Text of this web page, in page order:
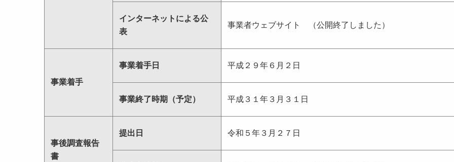
インターネットによる公
表
事業者ウェブサイト （公開終了しました）
事業着手
事業着手日 平成２９年６月２日
事業終了時期（予定） 平成３１年３月３１日
事後調査報告
書
提出日 令和５年３月２７日